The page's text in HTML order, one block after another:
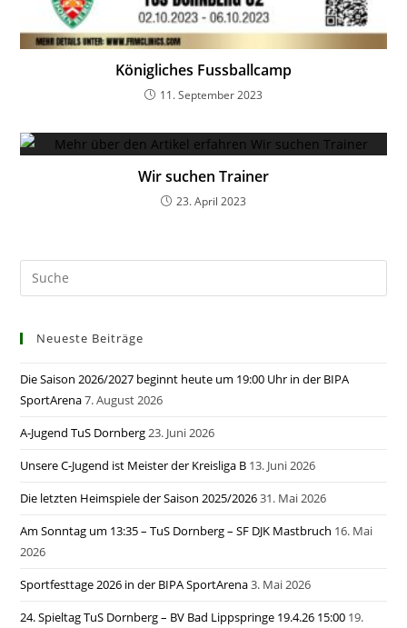
Königliches Fussballcamp
11. September 2023
Wir suchen Trainer
23. April 2023
Neueste Beiträge
Die Saison 2026/2027 beginnt heute um 19:00 Uhr in der BIPA
SportArena7. August 2026
A-Jugend TuS Dornberg23. Juni 2026
Unsere C-Jugend ist Meister der Kreisliga B 13. Juni 2026
Die letzten Heimspiele der Saison 2025/202631. Mai 2026
Am Sonntag um 13:35 – TuS Dornberg – SF DJK Mastbruch 16. Mai
2026
Sportfesttage 2026 in der BIPA SportArena3. Mai 2026
24. Spieltag TuS Dornberg – BV Bad Lippspringe 19.4.26 15:00 19.